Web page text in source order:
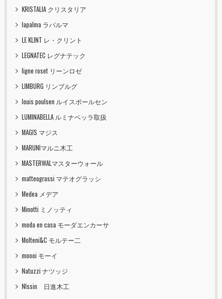
KRISTALIA クリスタリア
lapalma ラパルマ
LE KLINT レ・クリント
LEGNATEC レグナテック
ligne roset リーンロゼ
LIMBURG リンブルグ
louis poulsen ルイスポールセン
LUMINABELLA ルミナベッラ取扱
MAGIS マジス
MARUNIマルニ木工
MASTERWALマスターウォール
matteograssi マテオグラッシ
Medea メデア
Minotti ミノッティ
moda en casa モーダエンカーサ
Molteni&C モルテー二
moooi モーイ
Natuzzi ナツッジ
NIssin 日進木工